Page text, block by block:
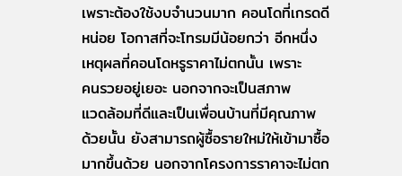
เพราะต้องใช้งบจำนวนมาก คอนโดที่เกรดดี
หน่อย โอกาสที่จะโทรมมีน้อยกว่า อีกหนึ่ง
เหตุผลที่คอนโดหรูราคาไม่ตกนั้น เพราะ
คนรวยอยู่เยอะ นอกจากจะเป็นสภาพ
แวดล้อมที่ดีและเป็นเพื่อนบ้านที่มีคุณภาพ
ด้วยนั้น ยังสามารถผู้ซื้อรายใหม่ให้เข้ามาซื้อ
มากขึ้นด้วย นอกจากโครงการราคาจะไม่ตก